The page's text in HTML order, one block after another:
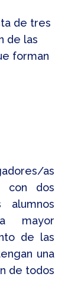
de tres
de las
forman
as
con dos
alumnos
mayor
de las
una
de todos